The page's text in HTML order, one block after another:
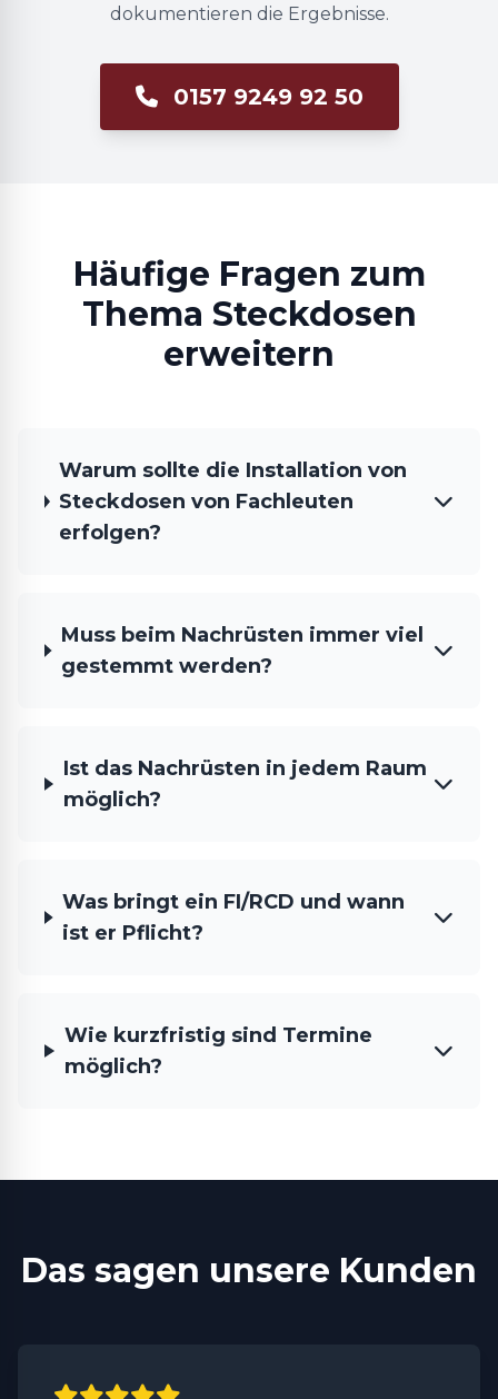
dokumentieren die Ergebnisse.
0157 9249 92 50
Häufige Fragen zum
Thema Steckdosen
erweitern
Warum sollte die Installation von
Steckdosen von Fachleuten
erfolgen?
Muss beim Nachrüsten immer viel
gestemmt werden?
Ist das Nachrüsten in jedem Raum
möglich?
Was bringt ein FI/RCD und wann
ist er Pflicht?
Wie kurzfristig sind Termine
möglich?
Das sagen unsere Kunden